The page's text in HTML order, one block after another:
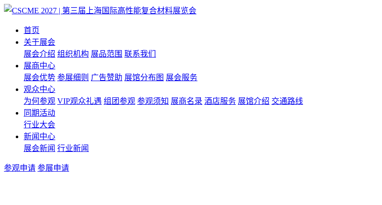
首页
关于展会
展会介绍 组织机构 展品范围 联系我们
展商中心
展会优势 参展细则 广告赞助 展馆分布图 展会服务
观众中心
为何参观 VIP观众礼遇 组团参观 参观须知 展商名录 酒店服务 展馆介绍 交通路线
同期活动
行业大会
新闻中心
展会新闻 行业新闻
参观申请 参展申请